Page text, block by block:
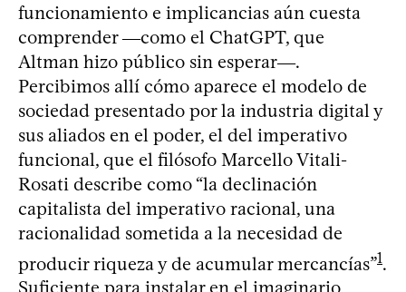
funcionamiento e implicancias aún cuesta
comprender ―como el ChatGPT, que
Altman hizo público sin esperar―.
Percibimos allí cómo aparece el modelo de
sociedad presentado por la industria digital y
sus aliados en el poder, el del imperativo
funcional, que el filósofo Marcello Vitali-
Rosati describe como “la declinación
capitalista del imperativo racional, una
racionalidad sometida a la necesidad de
producir riqueza y de acumular mercancías”1.